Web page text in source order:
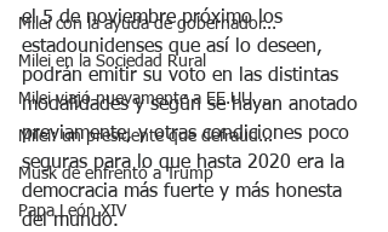
Milei con la ayuda de gobernador...
Milei en la Sociedad Rural
Milei viajó nuevamente a EE.UU. ...
Milei: un presidente que defraud...
Musk de enfrentó a Trump
Papa León XIV
el 5 de noviembre próximo los
estadounidenses que así lo deseen,
podrán emitir su voto en las distintas
modalidades y según se hayan anotado
previamente, y otras condiciones poco
seguras para lo que hasta 2020 era la
democracia más fuerte y más honesta
del mundo.